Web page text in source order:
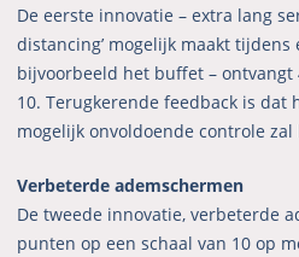
De eerste innovatie – extra lang
distancing’ mogelijk maakt tijdens
bijvoorbeeld het buffet –
10. Terugkerende feedback is dat
mogelijk onvoldoende controle
Verbeterde ademschermen
De tweede innovatie, verbeterde
punten op een schaal van 10 op